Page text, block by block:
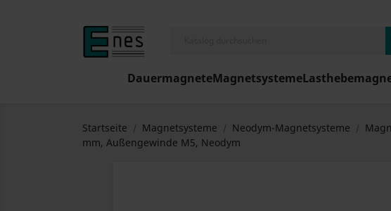
DauermagneteMagnetsysteme
Startseite Magnetsysteme Neodym-Magnetsysteme
mm, Außengewinde M5, Neodym